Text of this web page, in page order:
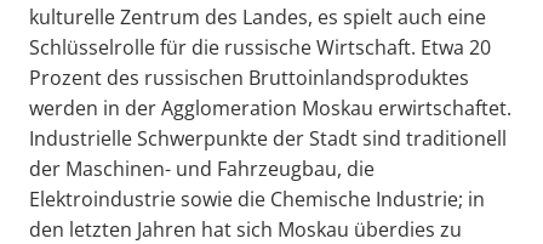
kulturelle Zentrum des Landes, es spielt auch eine
Schlüsselrolle für die russische Wirtschaft. Etwa 20
Prozent des russischen Bruttoinlandsproduktes
werden in der Agglomeration Moskau erwirtschaftet.
Industrielle Schwerpunkte der Stadt sind traditionell
der Maschinen- und Fahrzeugbau, die
Elektroindustrie sowie die Chemische Industrie; in
den letzten Jahren hat sich Moskau überdies zu